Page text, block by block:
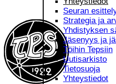
Seuran
Strategia ja
Yhdistyksen
Jäsenyys ja
Töihin Tepsiin
Uutisarkisto
Tietosuoja
Yhteystiedot